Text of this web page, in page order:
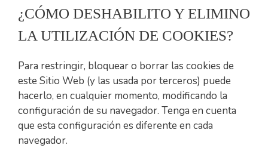
¿CÓMO DESHABILITO Y ELIMINO
LA UTILIZACIÓN DE COOKIES?
Para restringir, bloquear o borrar las cookies de
este Sitio Web (y las usada por terceros) puede
hacerlo, en cualquier momento, modificando la
configuración de su navegador. Tenga en cuenta
que esta configuración es diferente en cada
navegador.